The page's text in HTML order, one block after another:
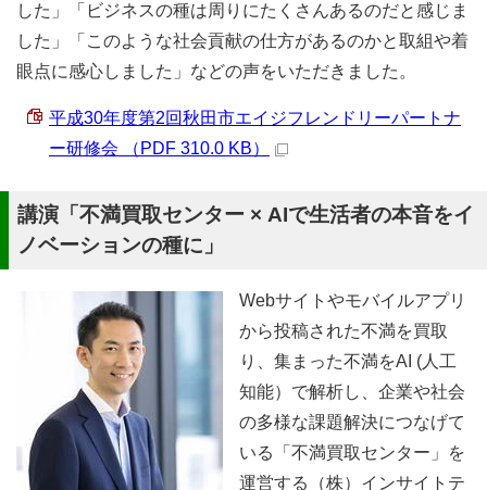
した」「ビジネスの種は周りにたくさんあるのだと感じま
した」「このような社会貢献の仕方があるのかと取組や着
眼点に感心しました」などの声をいただきました。
平成30年度第2回秋田市エイジフレンドリーパートナ
ー研修会 （PDF 310.0 KB）
講演「不満買取センター × AIで生活者の本音をイ
ノベーションの種に」
Webサイトやモバイルアプリ
から投稿された不満を買取
り、集まった不満をAI (人工
知能）で解析し、企業や社会
の多様な課題解決につなげて
いる「不満買取センター」を
運営する（株）インサイトテ